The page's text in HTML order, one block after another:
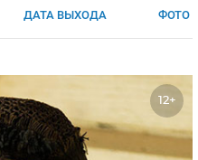
ДАТА ВЫХОДА ФОТО
12+